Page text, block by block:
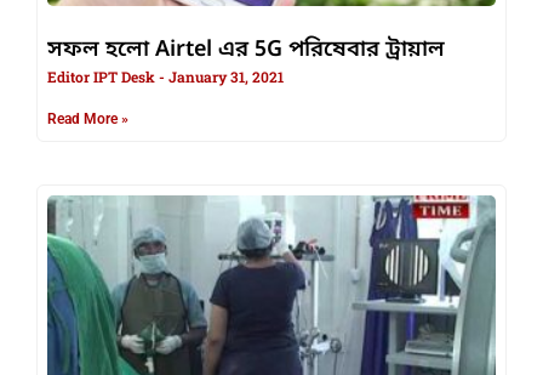
সফল হলো Airtel এর 5G পরিষেবার ট্রায়াল
Editor IPT Desk January 31, 2021
Read More »